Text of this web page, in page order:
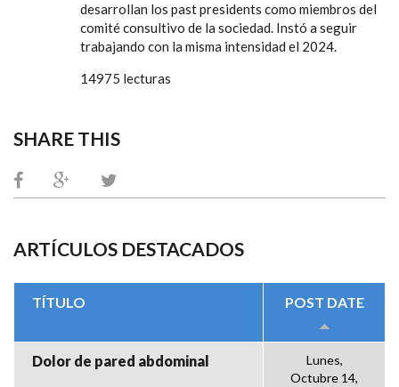
desarrollan los past presidents como miembros del
comité consultivo de la sociedad. Instó a seguir
trabajando con la misma intensidad el 2024.
14975 lecturas
SHARE THIS
ARTÍCULOS DESTACADOS
TÍTULO POST DATE
Dolor de pared abdominal
Lunes,
Octubre 14,